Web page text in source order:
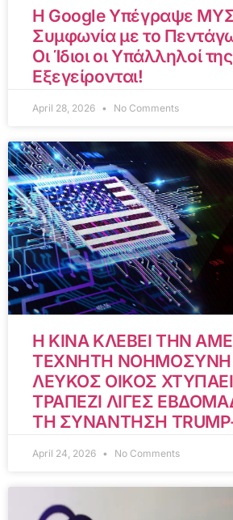
Η Google Υπέγραψε
Συμφωνία με το
Οι Ίδιοι οι Υπάλληλοί της
Εξεγείρονται!
April 28, 2026 No Comments
Η ΚΙΝΑ ΚΛΕΒΕΙ ΤΗΝ
ΤΕΧΝΗΤΗ ΝΟΗΜΟΣΥΝΗ
ΛΕΥΚΟΣ ΟΙΚΟΣ
ΤΡΑΠΕΖΙ ΛΙΓΕΣ
ΤΗ ΣΥΝΑΝΤΗΣΗ
April 24, 2026 No Comments